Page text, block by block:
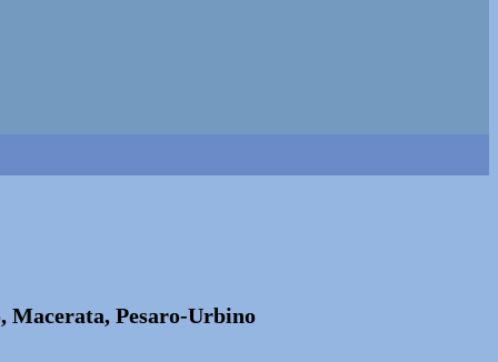
Macerata, Pesaro-Urbino